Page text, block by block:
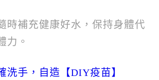
時補充健康好水，保持身體代
力。
洗手，自造【DIY疫苗】